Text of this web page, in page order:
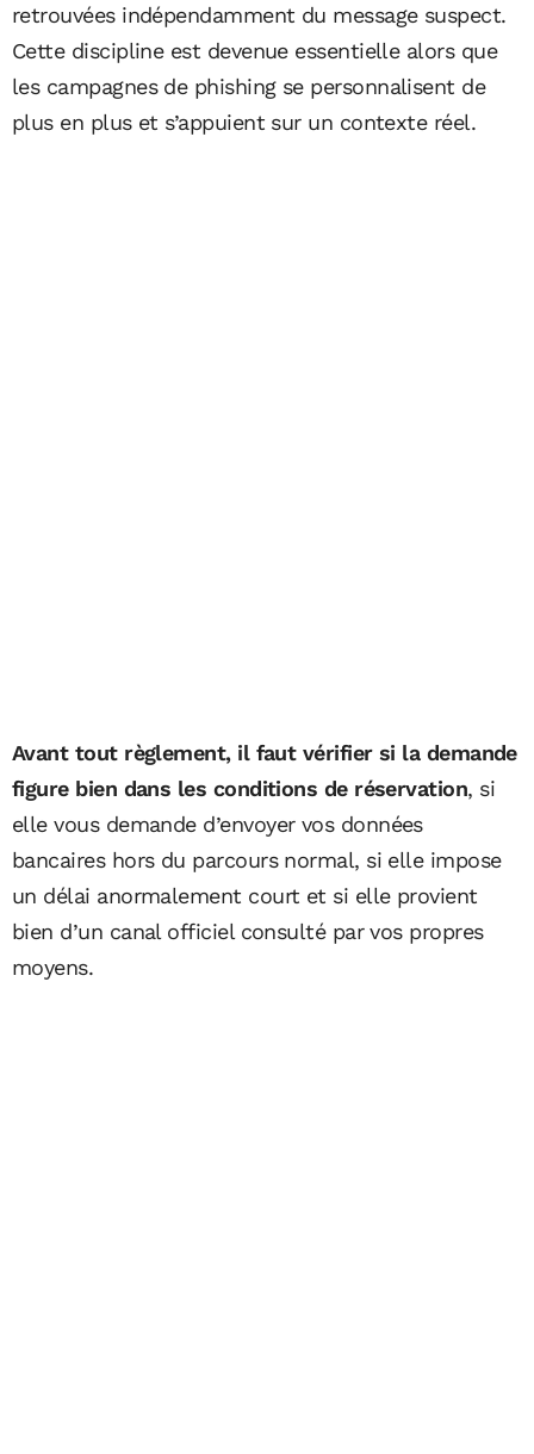
retrouvées indépendamment du message suspect.
Cette discipline est devenue essentielle alors que
les campagnes de phishing se personnalisent de
plus en plus et s’appuient sur un contexte réel.
Avant tout règlement, il faut vérifier si la demande
figure bien dans les conditions de réservation, si
elle vous demande d’envoyer vos données
bancaires hors du parcours normal, si elle impose
un délai anormalement court et si elle provient
bien d’un canal officiel consulté par vos propres
moyens.